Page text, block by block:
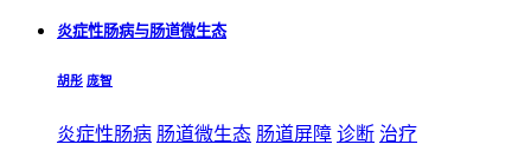
炎症性肠病与肠道微生态
胡彤 庞智
炎症性肠病 肠道微生态 肠道屏障 诊断 治疗